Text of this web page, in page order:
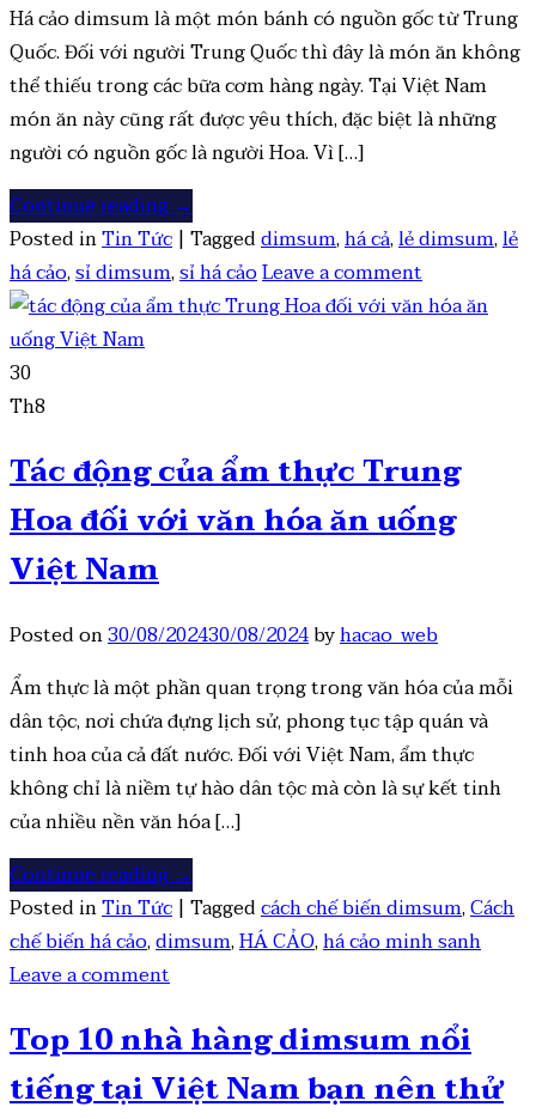
Há cảo dimsum là một món bánh có nguồn gốc từ Trung
Quốc. Đối với người Trung Quốc thì đây là món ăn không
thể thiếu trong các bữa cơm hàng ngày. Tại Việt Nam
món ăn này cũng rất được yêu thích, đặc biệt là những
người có nguồn gốc là người Hoa. Vì […]
Continue reading→
Posted inTin Tức | Taggeddimsum,há cả,lẻ dimsum,lẻ
há cảo,sỉ dimsum,sỉ há cảoLeave a comment
30
Th8
Tác động của ẩm thực Trung
Hoa đối với văn hóa ăn uống
Việt Nam
Posted on30/08/202430/08/2024byhacao_web
Ẩm thực là một phần quan trọng trong văn hóa của mỗi
dân tộc, nơi chứa đựng lịch sử, phong tục tập quán và
tinh hoa của cả đất nước. Đối với Việt Nam, ẩm thực
không chỉ là niềm tự hào dân tộc mà còn là sự kết tinh
của nhiều nền văn hóa […]
Continue reading→
Posted inTin Tức | Taggedcách chế biến dimsum,Cách
chế biến há cảo,dimsum,HÁ CẢO,há cảo minh sanh
Leave a comment
Top 10 nhà hàng dimsum nổi
tiếng tại Việt Nam bạn nên thử